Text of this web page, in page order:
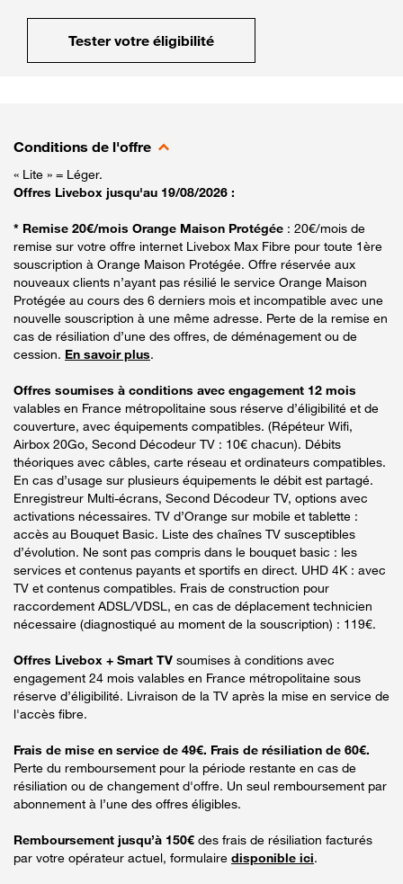
Tester votre éligibilité
Conditions de l'offre
« Lite » = Léger.
Offres Livebox jusqu'au 19/08/2026 :
* Remise 20€/mois Orange Maison Protégée : 20€/mois de
remise sur votre offre internet Livebox Max Fibre pour toute 1ère
souscription à Orange Maison Protégée. Offre réservée aux
nouveaux clients n’ayant pas résilié le service Orange Maison
Protégée au cours des 6 derniers mois et incompatible avec une
nouvelle souscription à une même adresse. Perte de la remise en
cas de résiliation d’une des offres, de déménagement ou de
cession. En savoir plus.
Offres soumises à conditions avec engagement 12 mois
valables en France métropolitaine sous réserve d’éligibilité et de
couverture, avec équipements compatibles. (Répéteur Wifi,
Airbox 20Go, Second Décodeur TV : 10€ chacun). Débits
théoriques avec câbles, carte réseau et ordinateurs compatibles.
En cas d’usage sur plusieurs équipements le débit est partagé.
Enregistreur Multi-écrans, Second Décodeur TV, options avec
activations nécessaires. TV d’Orange sur mobile et tablette :
accès au Bouquet Basic. Liste des chaînes TV susceptibles
d’évolution. Ne sont pas compris dans le bouquet basic : les
services et contenus payants et sportifs en direct. UHD 4K : avec
TV et contenus compatibles. Frais de construction pour
raccordement ADSL/VDSL, en cas de déplacement technicien
nécessaire (diagnostiqué au moment de la souscription) : 119€.
Offres Livebox + Smart TV soumises à conditions avec
engagement 24 mois valables en France métropolitaine sous
réserve d’éligibilité. Livraison de la TV après la mise en service de
l'accès fibre.
Frais de mise en service de 49€. Frais de résiliation de 60€.
Perte du remboursement pour la période restante en cas de
résiliation ou de changement d'offre. Un seul remboursement par
abonnement à l’une des offres éligibles.
Remboursement jusqu’à 150€ des frais de résiliation facturés
par votre opérateur actuel, formulaire disponible ici.